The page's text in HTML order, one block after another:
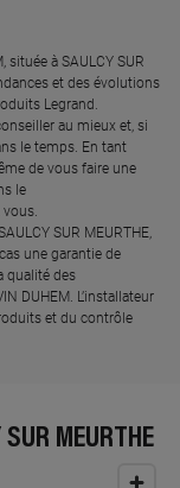
située à SAULCY SUR
et des évolutions
Legrand.
au mieux et, si
le temps. En tant
de vous faire une
le
SUR MEURTHE,
une garantie de
qualité des
DUHEM. L’installateur
et du contrôle
MEURTHE